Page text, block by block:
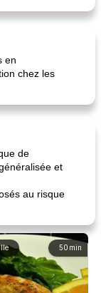
cheddar rôti
en
chez les
de
et
au risque
50 min